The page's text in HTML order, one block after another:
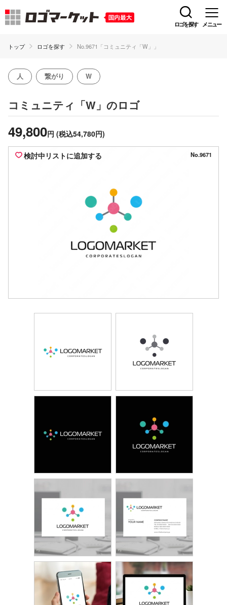
ロゴを探す メニュー
トップ ロゴを探す No.9671「コミュニティ「W」」
人 繋がり W
コミュニティ「W」 のロゴ
49,800円 (税込54,780円)
検討中リストに追加する No.9671